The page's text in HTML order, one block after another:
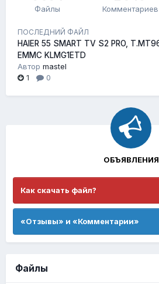
Файлы Комментариев
ПОСЛЕДНИЙ ФАЙЛ
HAIER 55 SMART TV S2 PRO,
EMMC KLMG1ETD
Автор mastel
1
0
ОБЪЯВЛЕНИЯ
Как скачать файл?
«Отзывы» и «Комментарии»
Файлы